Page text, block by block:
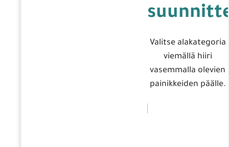
Valitse alakategoria
viemällä hiiri
vasemmalla olevien
painikkeiden päälle.